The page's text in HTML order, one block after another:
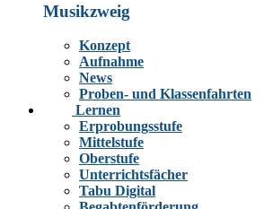
Musikzweig
Konzept
Aufnahme
News
Proben- und Klassenfahrten
Lernen
Erprobungsstufe
Mittelstufe
Oberstufe
Unterrichtsfächer
Tabu Digital